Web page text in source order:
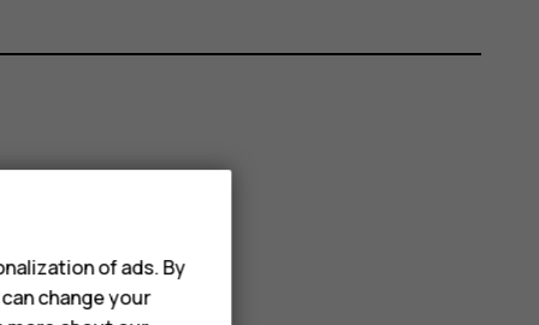
of ads. By
change your